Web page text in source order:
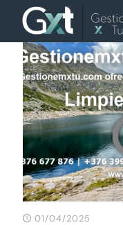
01/04/2025